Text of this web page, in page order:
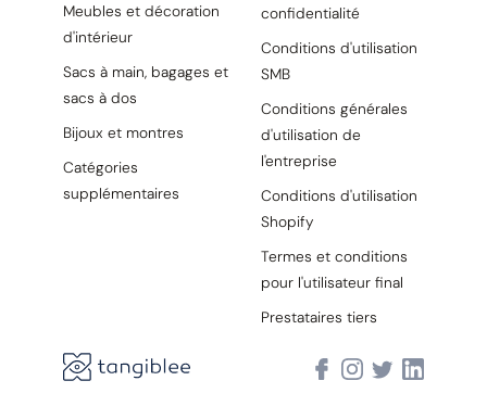
Meubles et décoration
d'intérieur
Sacs à main, bagages et
sacs à dos
Bijoux et montres
Catégories
supplémentaires
confidentialité
Conditions d'utilisation
SMB
Conditions générales
d'utilisation de
l'entreprise
Conditions d'utilisation
Shopify
Termes et conditions
pour l'utilisateur final
Prestataires tiers